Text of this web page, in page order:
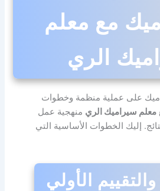
مع معلم
الري
على عملية منظمة وخطوات
معلم سيراميك الري منهجية عمل
إليك الخطوات الأساسية التي